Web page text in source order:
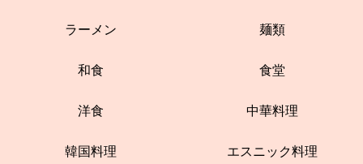
ラーメン 麺類
和食 食堂
洋食 中華料理
韓国料理 エスニック料理